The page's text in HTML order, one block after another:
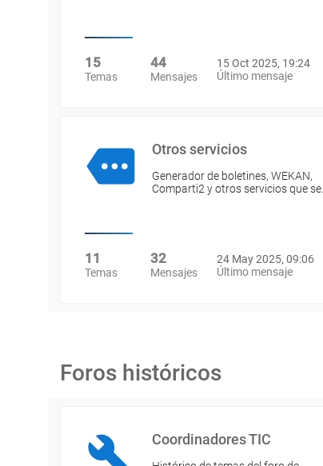
15
Temas
44
Mensajes
15 Oct 2025, 19:24
Último mensaje
Otros servicios
Generador de boletines, WEKAN,
Comparti2 y otros servicios que se…
11
Temas
32
Mensajes
24 May 2025, 09:06
Último mensaje
Foros históricos
Coordinadores TIC